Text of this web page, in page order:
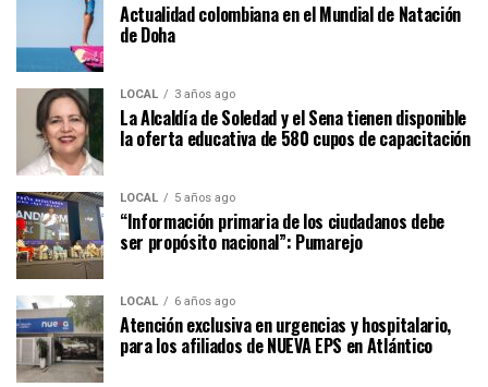
Actualidad colombiana en el Mundial de Natación
de Doha
LOCAL 3 años ago
La Alcaldía de Soledad y el Sena tienen disponible
la oferta educativa de 580 cupos de capacitación
LOCAL 5 años ago
“Información primaria de los ciudadanos debe
ser propósito nacional”: Pumarejo
LOCAL 6 años ago
Atención exclusiva en urgencias y hospitalario,
para los afiliados de NUEVA EPS en Atlántico